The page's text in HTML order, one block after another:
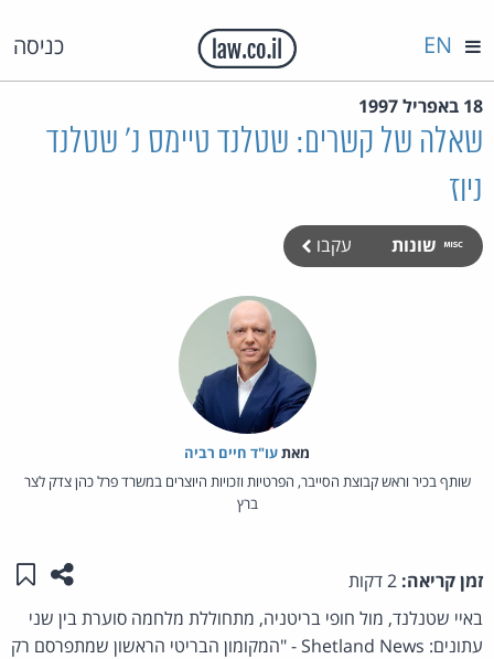
כניסה EN
18 באפריל 1997
שאלה של קשרים: שטלנד טיימס נ' שטלנד
ניוז
שונות עקבו
מאת‏עו"ד חיים רביה
שותף בכיר וראש קבוצת הסייבר, הפרטיות וזכויות היוצרים במשרד פרל כהן צדק לצר
ברץ
זמן קריאה: שתפו
באיי שטנלנד, מול חופי בריטניה, מתחוללת מלחמה סוערת בין שני
עתונים: Shetland News - "המקומון הבריטי הראשון שמתפרסם רק